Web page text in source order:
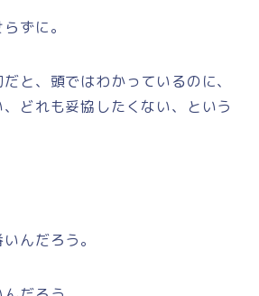
ずに。
と、頭ではわかっているのに、
どれも妥協したくない、という
んだろう。